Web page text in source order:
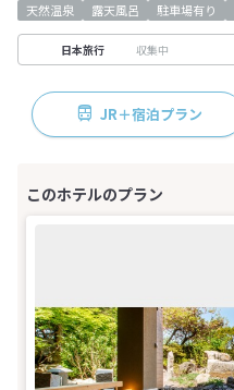
天然温泉
露天風呂 駐車場有り
日本旅行 収集中
JR＋宿泊プラン